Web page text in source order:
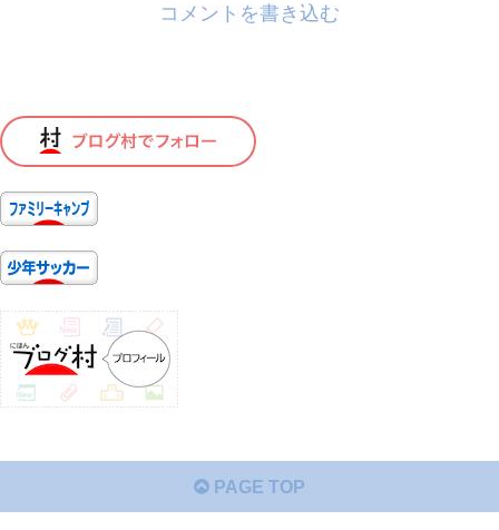
コメントを書き込む
PAGE TOP